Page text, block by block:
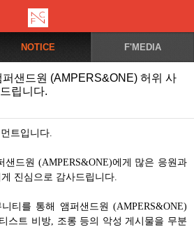
NOTICE F'MEDIA
퍼샌드원 (AMPERS&ONE) 허위 사
립니다.
트입니다.
샌드원 (AMPERS&ONE)에게 많은 응원과
진심으로 감사드립니다.
티를 통해 앰퍼샌드원 (AMPERS&ONE)
스트 비방, 조롱 등의 악성 게시물을 무분